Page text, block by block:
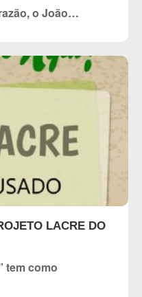
o João…
LACRE DO
tem como